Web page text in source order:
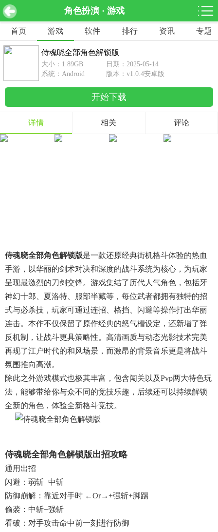
角色扮演 · 游戏
网游分类 软件分类
休闲益智
462款游戏
赛车竞速
122款游戏
1642款游戏
动作射击
351款游戏
69款游戏
经营养成
策略塔防
冒险解谜
首页 游戏 软件 排行 资讯 专题
侍魂晓全部角色解锁版 v1.0.4安卓版 下载
侍魂晓全部角色解锁版
大小：1.89GB
日期：2025-05-14
系统：Android
版本：v1.0.4安卓版
开始下载
详情 相关 评论
侍魂晓全部角色解锁版是一款还原经典街机格斗体验的热血
手游，以华丽的剑术对决和深度的战斗系统为核心，为玩家
呈现最激烈的刀剑交锋。游戏集结了历代人气角色，包括牙
神幻十郎、夏洛特、服部半藏等，每位武者都拥有独特的招
式与必杀技，玩家可通过连招、格挡、闪避等操作打出华丽
连击。本作不仅保留了原作经典的怒气槽设定，还新增了弹
反机制，让战斗更具策略性。高清画质与动态光影技术完美
再现了江户时代的和风场景，而激昂的背景音乐更是将战斗
氛围推向高潮。
除此之外游戏模式也极其丰富，包含闯关以及pvp两大特色玩
法，能够带给你与众不同的竞技乐趣，后续还可以持续解锁
全新的角色，体验全新格斗竞技。
侍魂晓全部角色解锁版出招攻略
通用出招
闪避：弱斩+中斩
防御崩解：靠近对手时 ←or→+强斩+脚踢
偷袭：中斩+强斩
看破：对手攻击命中前一刻进行防御